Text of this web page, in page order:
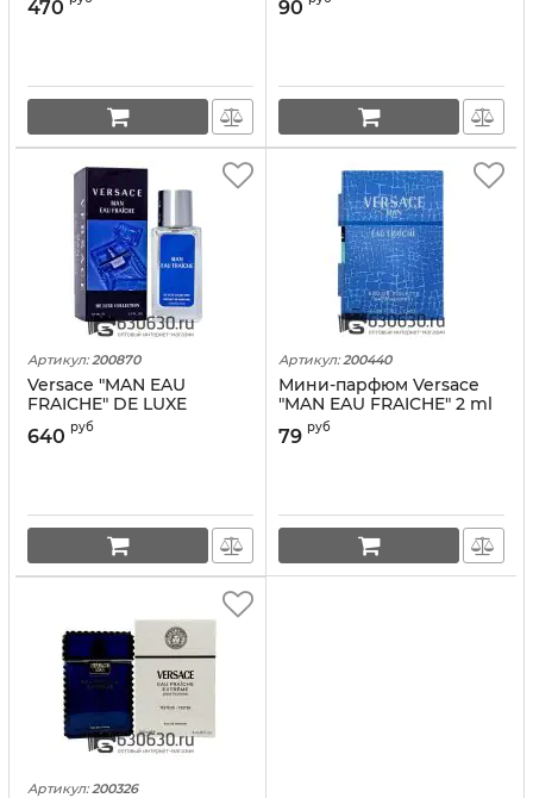
470 90
Артикул: 200870
Versace "MAN EAU
FRAICHE" DE LUXE
COLLECTION 55 ml
640 руб
Артикул: 200440
Мини-парфюм Versace
"MAN EAU FRAICHE" 2 ml
79 руб
Артикул: 200326